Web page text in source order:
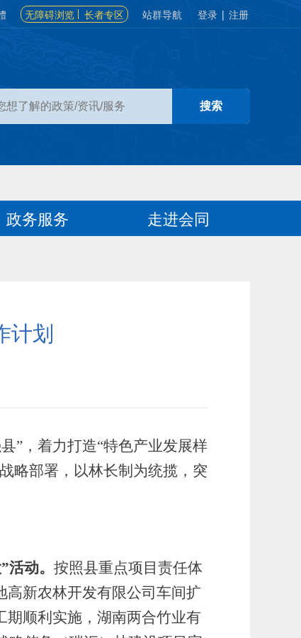
无障碍浏览 长者专区 站群导航 登录 | 注册
政务服务 走进会同
计划
”， 着力打造“特色产业发展样
略部署， 以林长制为统揽， 突
动。 按照县重点项目责任体
高新农林开发有限公司车间扩
期顺利实施，湖南两合竹业有